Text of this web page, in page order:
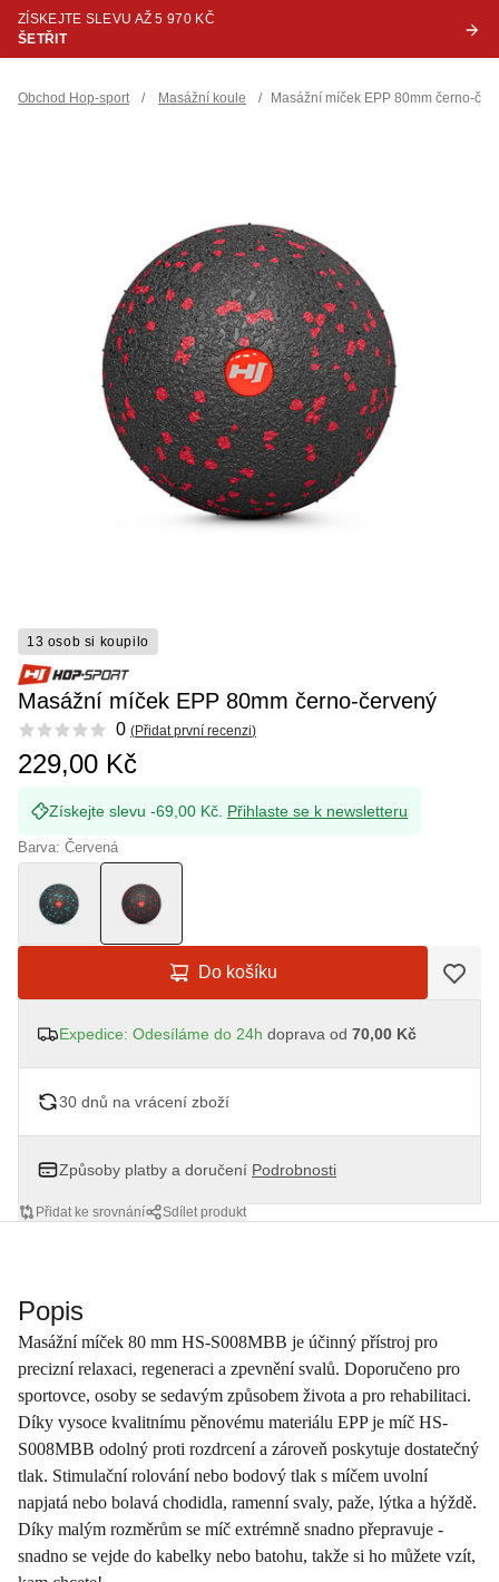
ZÍSKEJTE SLEVU AŽ 5 970 KČ
ŠETŘIT
Obchod Hop-sport / Masážní koule / Masážní míček EPP 80mm černo-
13 osob si koupilo
Masážní míček EPP 80mm černo-červený
Reviews 0 (Přidat první recenzi)
229,00 Kč
Získejte slevu -69,00 Kč. Přihlaste se k newsletteru
Barva: Červená
Do košíku
Expedice: Odesíláme do 24h doprava od 70,00 Kč
30 dnů na vrácení zboží
Způsoby platby a doručení Podrobnosti
Přidat ke srovnání Sdílet produkt
Popis
Masážní míček 80 mm HS-S008MBB je účinný přístroj pro
precizní relaxaci, regeneraci a zpevnění svalů. Doporučeno pro
sportovce, osoby se sedavým způsobem života a pro rehabilitaci.
Díky vysoce kvalitnímu pěnovému materiálu EPP je míč HS-
S008MBB odolný proti rozdrcení a zároveň poskytuje dostatečný
tlak. Stimulační rolování nebo bodový tlak s míčem uvolní
napjatá nebo bolavá chodidla, ramenní svaly, paže, lýtka a hýždě.
Díky malým rozměrům se míč extrémně snadno přepravuje -
snadno se vejde do kabelky nebo batohu, takže si ho můžete vzít,